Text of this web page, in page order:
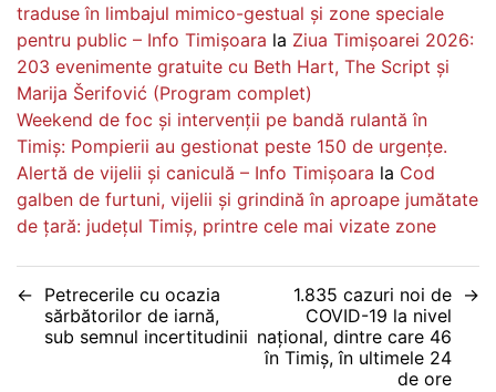
traduse în limbajul mimico-gestual și zone speciale
pentru public – Info Timișoara la Ziua Timișoarei 2026:
203 evenimente gratuite cu Beth Hart, The Script și
Marija Šerifović (Program complet)
Weekend de foc și intervenții pe bandă rulantă în
Timiș: Pompierii au gestionat peste 150 de urgențe.
Alertă de vijelii și caniculă – Info Timișoara la Cod
galben de furtuni, vijelii și grindină în aproape jumătate
de țară: județul Timiș, printre cele mai vizate zone
Navigare
Petrecerile cu ocazia
sărbătorilor de iarnă,
sub semnul incertitudinii
1.835 cazuri noi de
COVID-19 la nivel
național, dintre care 46
în Timiș, în ultimele 24
de ore